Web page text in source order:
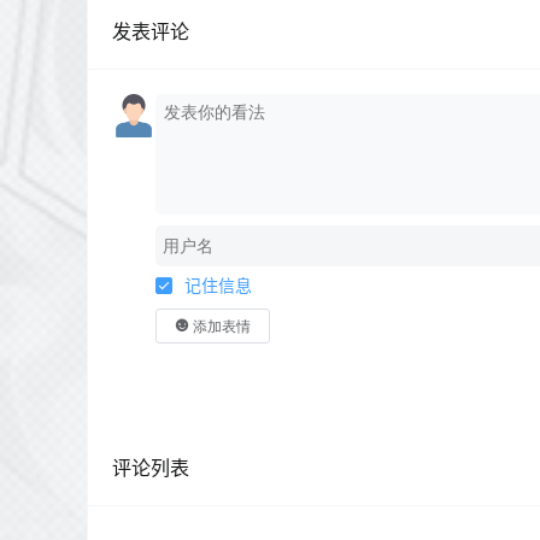
发表评论
记住信息
添加表情
评论列表